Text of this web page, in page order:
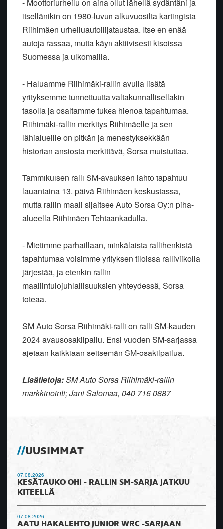
- Moottoriurheilu on aina ollut lähellä sydäntäni ja
itsellänikin on 1980-luvun alkuvuosilta kartingista
Riihimäen urheiluautoilijataustaa. Itse en enää
autoja rassaa, mutta käyn aktiivisesti kisoissa
Suomessa ja ulkomailla.
- Haluamme Riihimäki-rallin avulla lisätä
yrityksemme tunnettuutta valtakunnallisellakin
tasolla ja osaltamme tukea hienoa tapahtumaa.
Riihimäki-rallin merkitys Riihimäelle ja sen
lähialueille on pitkän ja menestyksekkään
historian ansiosta merkittävä, Sorsa muistuttaa.
Tammikuisen ralli SM-avauksen lähtö tapahtuu
lauantaina 13. päivä Riihimäen keskustassa,
mutta rallin maali sijaitsee Auto Sorsa Oy:n piha-
alueella Riihimäen Tehtaankadulla.
- Mietimme parhaillaan, minkälaista rallihenkistä
tapahtumaa voisimme yrityksen tiloissa ralliviikolla
järjestää, ja etenkin rallin
maaliintulojuhlallisuuksien yhteydessä, Sorsa
toteaa.
SM Auto Sorsa Riihimäki-ralli on ralli SM-kauden
2024 avausosakilpailu. Ensi vuoden SM-sarjassa
ajetaan kaikkiaan seitsemän SM-osakilpailua.
Lisätietoja:SM Auto Sorsa Riihimäki-rallin
markkinointi; Jani Salomaa, 040 716 0887
UUSIMMAT
07.08.2026
KESÄTAUKO OHI - RALLIN SM-SARJA JATKUU
KITEELLÄ
07.08.2026
AATU HAKALEHTO JUNIOR WRC -SARJAAN